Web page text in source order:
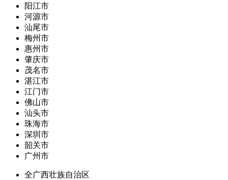
阳江市
河源市
汕尾市
梅州市
惠州市
肇庆市
茂名市
湛江市
江门市
佛山市
汕头市
珠海市
深圳市
韶关市
广州市
全广西壮族自治区